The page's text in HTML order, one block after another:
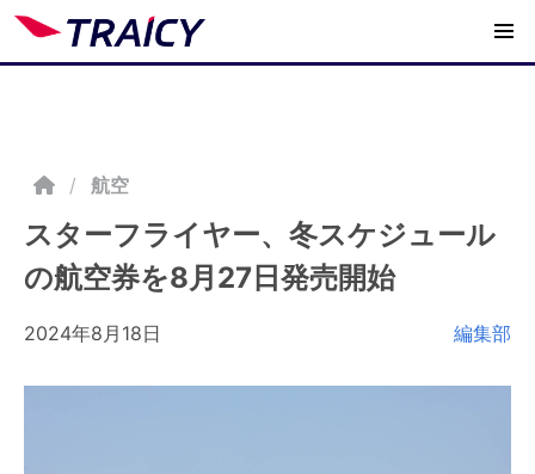
/ 航空
スターフライヤー、冬スケジュール
の航空券を8月27日発売開始
2024年8月18日 編集部